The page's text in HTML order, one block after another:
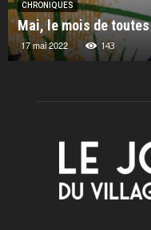
CHRONIQUES
Mai, le mois de
17 mai 2022 143